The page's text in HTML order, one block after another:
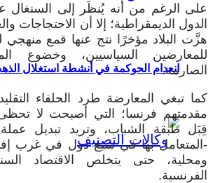
انعدام الحوكمة في أنشطة استغلال
على الرغم من أنه يُنظَر إلى السنغال
الدول الديمقراطية؛ إلا أن الاحتجاجات
هزَّت البلاد مؤخرًا نتج عنها قمع منهجي
للمعارضين السياسيين، وخضوع
الصارمة.
كما تبغي المعارضة طرد الحلفاء
مقدمتهم فرنسا؛ التي أصبحت لا
قِبَل طبقة الشباب، وتريد تبديل
-المتعامل بها في سبع دول في غرب
ومحلية، حتى يتخلص الاقتصاد
الفرنسية.